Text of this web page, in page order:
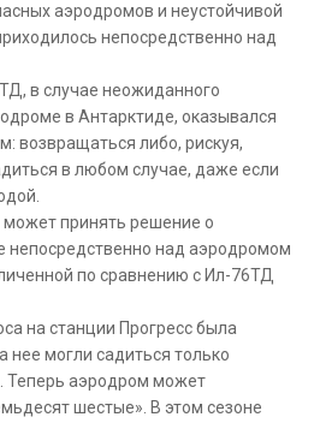
аэродромов и неустойчивой
непосредственно над
в случае неожиданного
в Антарктиде, оказывался
возвращаться либо, рискуя,
в любом случае, даже если
принять решение о
непосредственно над аэродромом
по сравнению с Ил-76ТД
на станции Прогресс была
нее могли садиться только
Теперь аэродром может
шестые». В этом сезоне